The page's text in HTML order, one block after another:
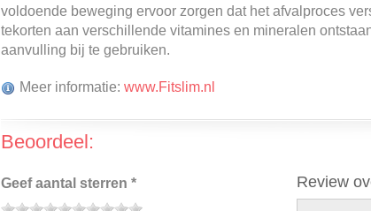
voldoende beweging ervoor zorgen dat het afvalproces
tekorten aan verschillende vitamines en mineralen
aanvulling bij te gebruiken.
Meer informatie: www.Fitslim.nl
Beoordeel:
Geef aantal sterren * Review